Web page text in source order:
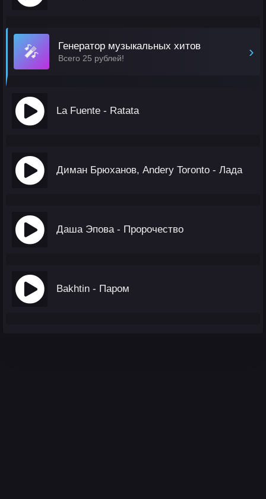
🎤 Генератор музыкальных хитов
Всего 25 рублей! ›
La Fuente - Ratata
Диман Брюханов, Andery Toronto - Лада
Даша Эпова - Пророчество
Bakhtin - Паром